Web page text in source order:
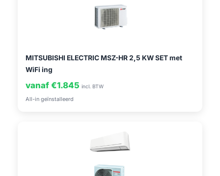
MITSUBISHI ELECTRIC MSZ-HR 2,5 KW SET met
WiFi ing
vanaf €1.845 incl. BTW
All-in geïnstalleerd